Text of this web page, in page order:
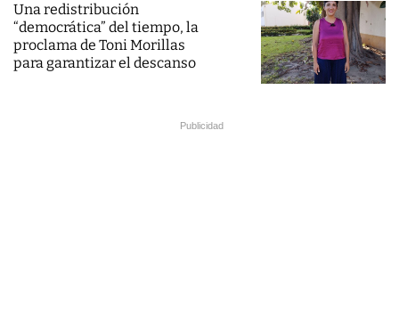
Una redistribución
“democrática” del tiempo, la
proclama de Toni Morillas
para garantizar el descanso
Publicidad